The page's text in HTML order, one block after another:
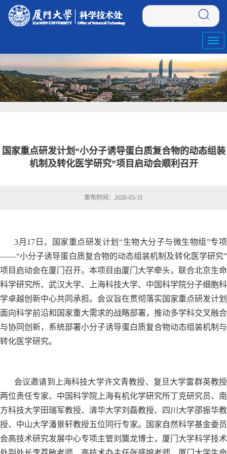
国家重点研发计划“小分子诱导蛋白质复合物的动态组装
机制及转化医学研究”项目启动会顺利召开
发布时间：2026-03-31
3月17日，国家重点研发计划“生物大分子与微生物组”专项
——“小分子诱导蛋白质复合物的动态组装机制及转化医学研究”
项目启动会在厦门召开。本项目由厦门大学牵头，联合北京生命
科学研究所、武汉大学、上海科技大学、中国科学院分子细胞科
学卓越创新中心共同承担。会议旨在贯彻落实国家重点研发计划
面向科学前沿和国家重大需求的战略部署，推动多学科交叉融合
与协同创新，系统部署小分子诱导蛋白质复合物动态组装机制与
转化医学研究。
会议邀请到上海科技大学许文青教授、复旦大学雷群英教授
两位责任专家、中国科学院上海有机化学研究所丁克研究员、南
方科技大学田瑞军教授、清华大学刘磊教授、四川大学邵振华教
授、中山大学潘景轩教授五位同行专家。国家自然科学基金委员
会高技术研究发展中心专项主管刘龑龙博士，厦门大学科学技术